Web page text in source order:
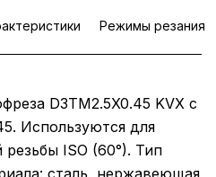
Режимы резания
D3TM2.5X0.45 KVX с
Используются для
резьбы ISO (60°). Тип